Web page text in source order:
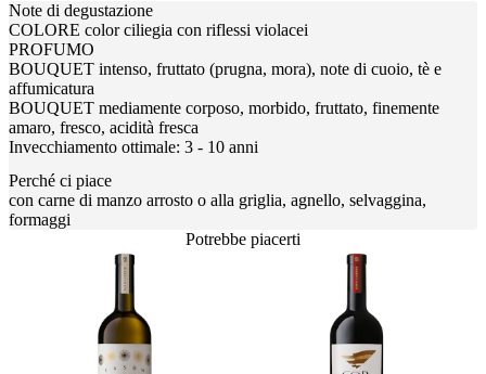
Note di degustazione
COLORE color ciliegia con riflessi violacei
PROFUMO
BOUQUET intenso, fruttato (prugna, mora), note di cuoio, tè e
affumicatura
BOUQUET mediamente corposo, morbido, fruttato, finemente
amaro, fresco, acidità fresca
Invecchiamento ottimale: 3 - 10 anni
Perché ci piace
con carne di manzo arrosto o alla griglia, agnello, selvaggina,
formaggi
Potrebbe piacerti